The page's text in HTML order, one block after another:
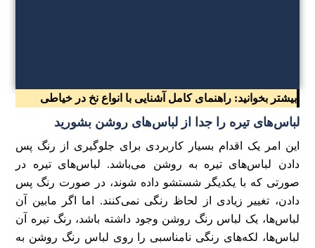
بیشتر بخوانید:راهنمای کامل آشنایی با انواع نخ در خیاطی
لباس‌های تیره را جدا از لباس‌های روشن بشورید
این امر یک اقدام بسیار کاربردی برای جلوگیری از رنگ پس
دادن لباس‌های تیره به روشن می‌باشد. لباس‌های تیره در
صورتی که با یکدیگر شستشو داده شوند، در صورت رنگ پس
دادن، تغییر زیادی از لحاظ رنگی نمی‌کنند. اما اگر مابین آن
لباس‌ها، یک لباس رنگ روشن وجود داشته باشد، رنگ تیره آن
لباس‌ها، لکه‌های رنگی نامناسبی را روی لباس رنگ روشن به